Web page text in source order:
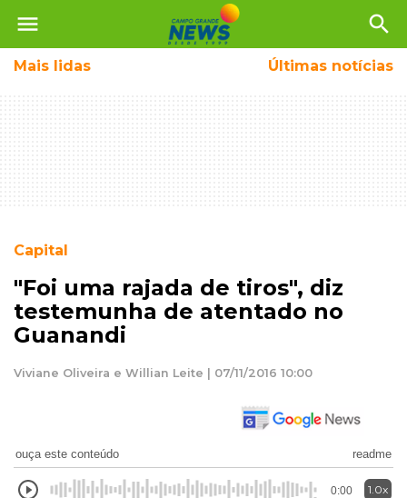
menu search
Mais lidas Últimas notícias
Capital
"Foi uma rajada de tiros", diz
testemunha de atentado no
Guanandi
Viviane Oliveira e Willian Leite | 07/11/2016 10:00
ouça este conteúdo readme
0:00 1.0x